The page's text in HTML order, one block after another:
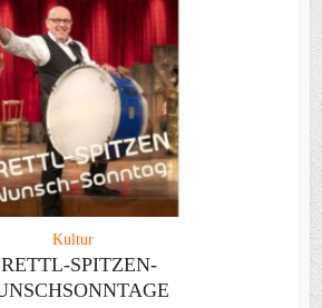
Kultur
SPITZEN-